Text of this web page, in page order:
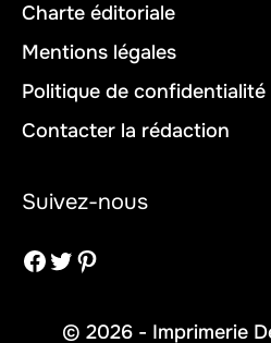
Charte éditoriale
Mentions légales
Politique de confidentialité
Contacter la rédaction
Suivez-nous
Facebook
Twitter
Pinterest
© 2026 - Imprimerie